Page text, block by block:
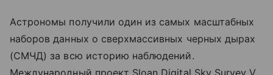
Астрономы получили один из самых масштабных
наборов данных о сверхмассивных черных дырах
(СМЧД) за всю историю наблюдений.